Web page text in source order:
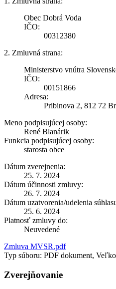
Obec Dobrá Voda
IČO:
00312380
2. Zmluvná strana:
Ministerstvo vnútra
IČO:
00151866
Adresa:
Pribinova 2, 812 72
Meno podpisujúcej osoby:
René Blanárik
Funkcia podpisujúcej osoby:
starosta obce
Dátum zverejnenia:
25. 7. 2024
Dátum účinnosti zmluvy:
26. 7. 2024
Dátum uzatvorenia/udelenia
25. 6. 2024
Platnosť zmluvy do:
Neuvedené
Zmluva MVSR.pdf
Typ súboru: PDF dokument,
Zverejňovanie